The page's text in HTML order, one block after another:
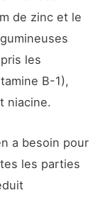
de zinc et le
les
B-1),
niacine.
a besoin pour
les parties